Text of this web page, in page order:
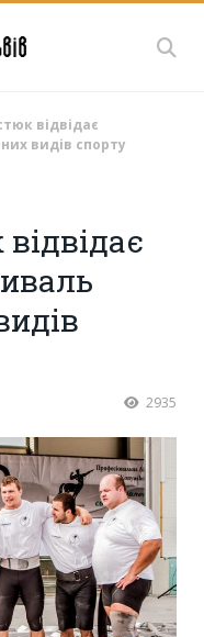
відвідає
видів спорту
2935